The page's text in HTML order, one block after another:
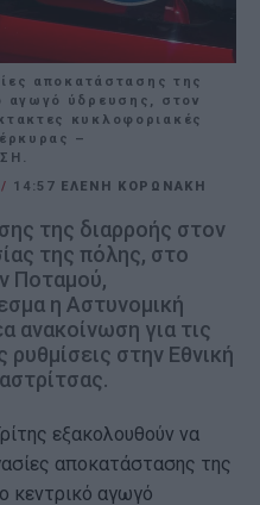
αποκατάστασης της
αγωγό ύδρευσης, στον
κυκλοφοριακές
–
/ 14:57 ΕΛΕΝΗ ΚΟΡΩΝΑΚΗ
της διαρροής στον
της πόλης, στο
Ποταμού,
η Αστυνομική
ανακοίνωση για τις
στην Εθνική
εξακολουθούν να
αποκατάστασης της
κεντρικό αγωγό